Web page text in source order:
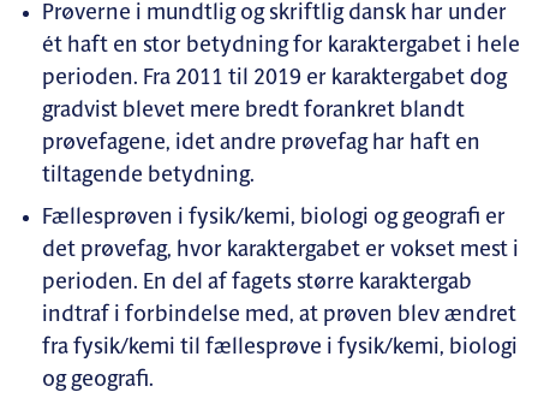
Prøverne i mundtlig og skriftlig dansk har under
ét haft en stor betydning for karaktergabet i hele
perioden. Fra 2011 til 2019 er karaktergabet dog
gradvist blevet mere bredt forankret blandt
prøvefagene, idet andre prøvefag har haft en
tiltagende betydning.
Fællesprøven i fysik/kemi, biologi og geografi er
det prøvefag, hvor karaktergabet er vokset mest i
perioden. En del af fagets større karaktergab
indtraf i forbindelse med, at prøven blev ændret
fra fysik/kemi til fællesprøve i fysik/kemi, biologi
og geografi.